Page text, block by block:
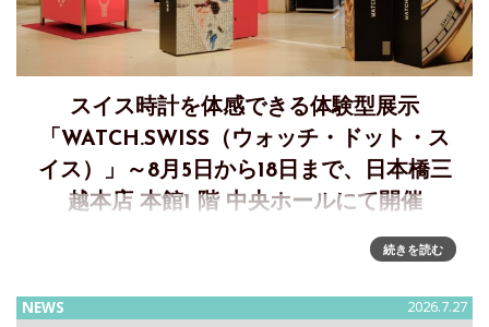
スイス時計を体感できる体験型展示
「WATCH.SWISS（ウォッチ・ドット・ス
イス）」～8月5日から18日まで、日本橋三
越本店 本館1 階 中央ホールにて開催
スイス時計産業の魅力を幅広い世代に伝える体験型エキシビ
ション「WATCH.SWISS（ウォッチ・ドット・スイス）」が、
イン会場に登場「WATCH.SWISS」は、スイス時計協会FHが
続きを読む
NEWS 2026.7.27